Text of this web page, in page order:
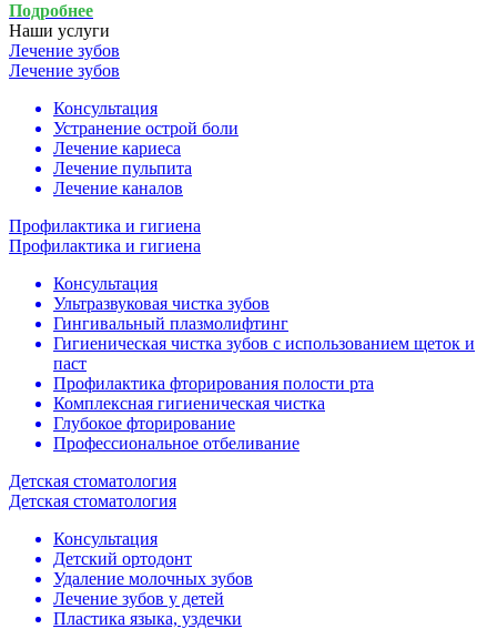
Подробнее
Наши услуги
Лечение зубов
Лечение зубов
Консультация
Устранение острой боли
Лечение кариеса
Лечение пульпита
Лечение каналов
Профилактика и гигиена
Профилактика и гигиена
Консультация
Ультразвуковая чистка зубов
Гингивальный плазмолифтинг
Гигиеническая чистка зубов с использованием щеток и
паст
Профилактика фторирования полости рта
Комплексная гигиеническая чистка
Глубокое фторирование
Профессиональное отбеливание
Детская стоматология
Детская стоматология
Консультация
Детский ортодонт
Удаление молочных зубов
Лечение зубов у детей
Пластика языка, уздечки